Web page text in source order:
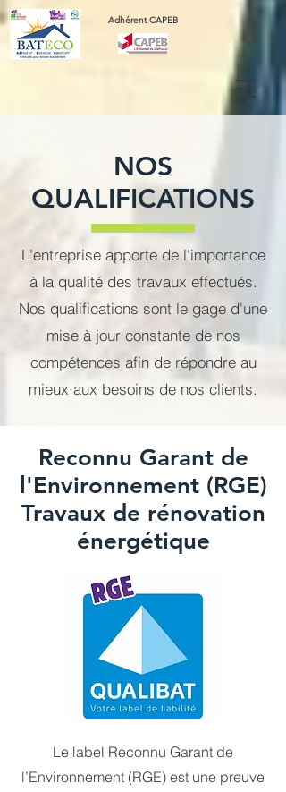
Adhérent CAPEB
NOS
QUALIFICATIONS
L'entreprise apporte de l'importance
à la qualité des travaux effectués.
Nos qualifications sont le gage d'une
mise à jour constante de nos
compétences afin de répondre au
mieux aux besoins de nos clients.
Reconnu Garant de
l'Environnement (RGE)
Travaux de rénovation
énergétique
Le label Reconnu Garant de
l’Environnement (RGE) est une preuve